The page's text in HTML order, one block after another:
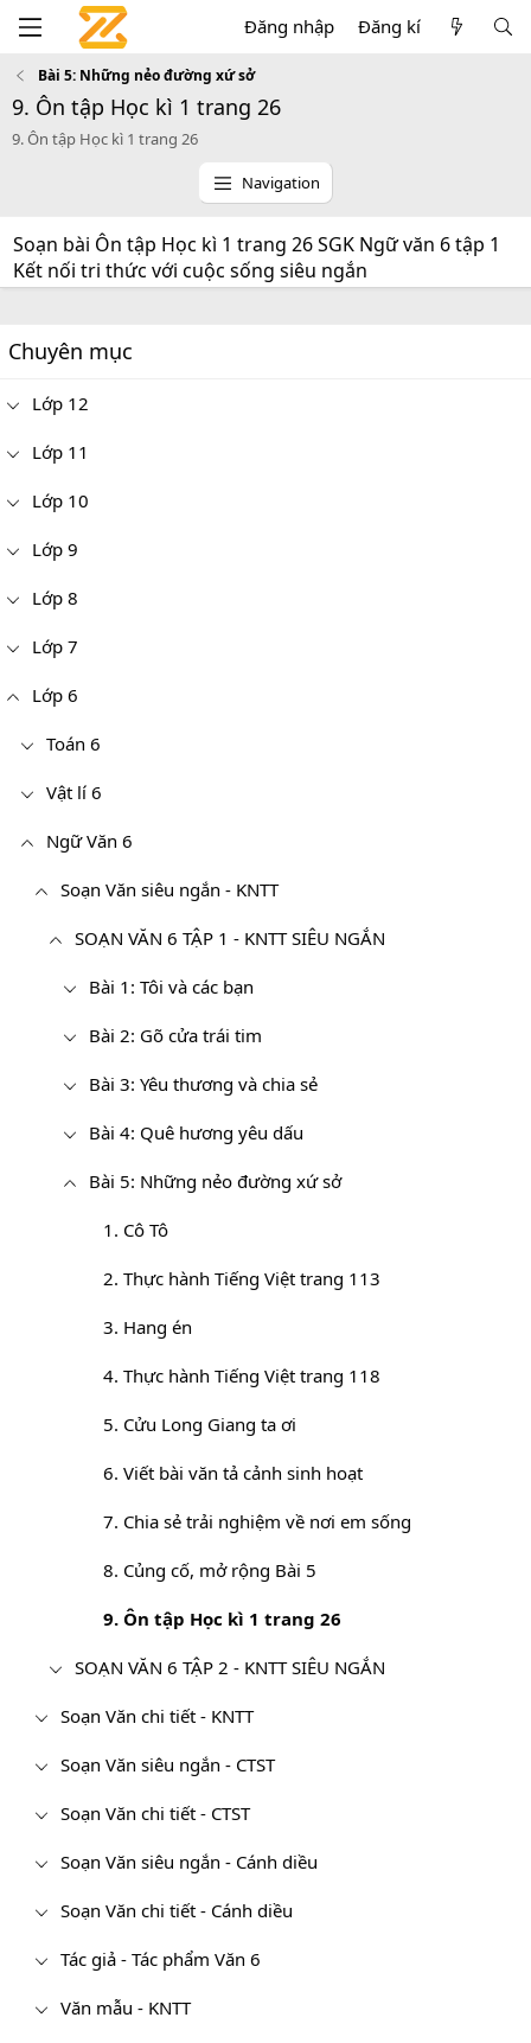
Đăng nhập Đăng kí
Bài 5: Những nẻo đường xứ sở
9. Ôn tập Học kì 1 trang 26
9. Ôn tập Học kì 1 trang 26
Navigation
Soạn bài Ôn tập Học kì 1 trang 26 SGK Ngữ văn 6 tập 1
Kết nối tri thức với cuộc sống siêu ngắn
Chuyên mục
Lớp 12
Lớp 11
Lớp 10
Lớp 9
Lớp 8
Lớp 7
Lớp 6
Toán 6
Vật lí 6
Ngữ Văn 6
Soạn Văn siêu ngắn - KNTT
SOẠN VĂN 6 TẬP 1 - KNTT SIÊU NGẮN
Bài 1: Tôi và các bạn
Bài 2: Gõ cửa trái tim
Bài 3: Yêu thương và chia sẻ
Bài 4: Quê hương yêu dấu
Bài 5: Những nẻo đường xứ sở
1. Cô Tô
2. Thực hành Tiếng Việt trang 113
3. Hang én
4. Thực hành Tiếng Việt trang 118
5. Cửu Long Giang ta ơi
6. Viết bài văn tả cảnh sinh hoạt
7. Chia sẻ trải nghiệm về nơi em sống
8. Củng cố, mở rộng Bài 5
9. Ôn tập Học kì 1 trang 26
SOẠN VĂN 6 TẬP 2 - KNTT SIÊU NGẮN
Soạn Văn chi tiết - KNTT
Soạn Văn siêu ngắn - CTST
Soạn Văn chi tiết - CTST
Soạn Văn siêu ngắn - Cánh diều
Soạn Văn chi tiết - Cánh diều
Tác giả - Tác phẩm Văn 6
Văn mẫu - KNTT